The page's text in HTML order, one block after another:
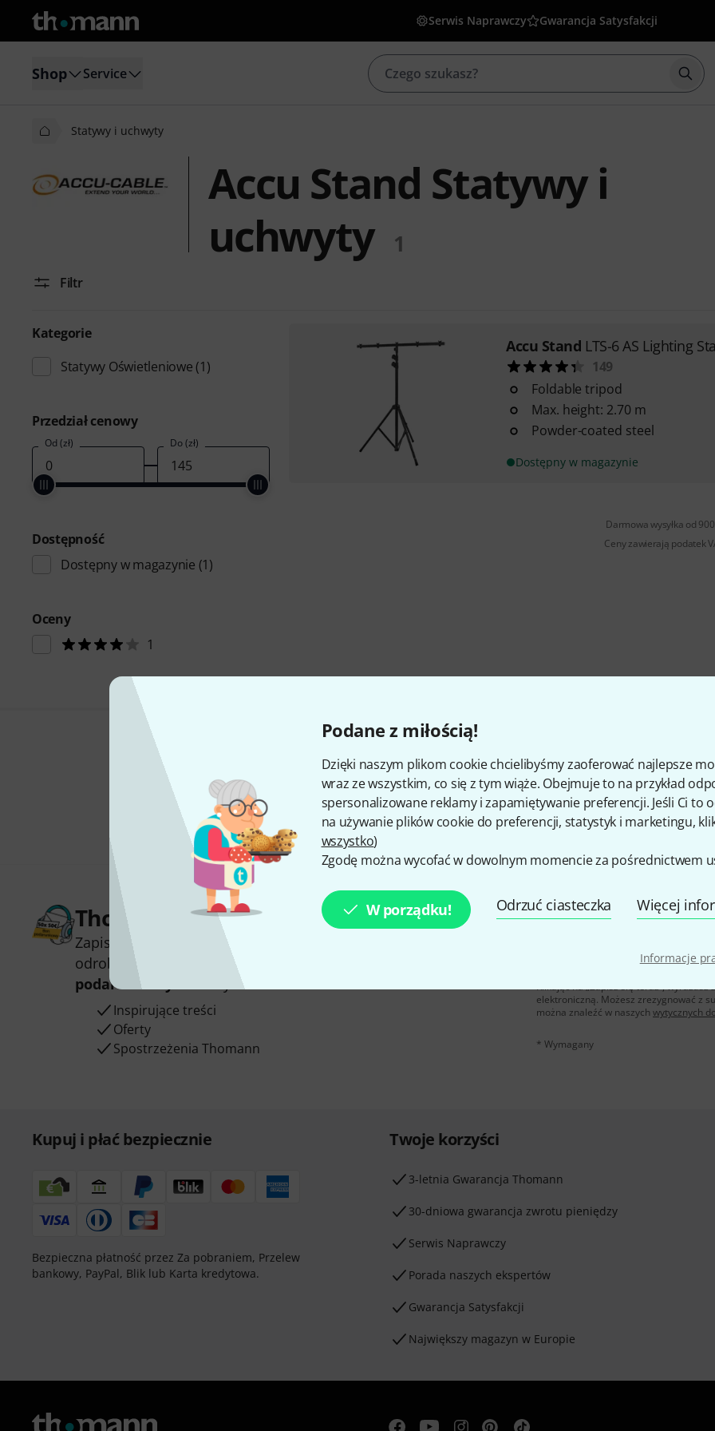
Podane z miłością!
Dzięki naszym plikom cookie chcielibyśmy zaoferować najlepsze
wraz ze wszystkim, co się z tym wiąże. Obejmuje to na przykład
spersonalizowane reklamy i zapamiętywanie preferencji. Jeśli Ci to
na używanie plików cookie do preferencji, statystyk i marketingu,
wszystko)
Zgodę można wycofać w dowolnym momencie za pośrednictwem
W porządku! Odrzuć ciasteczka Więcej
Informacje
Serwis Naprawczy Gwarancja Satysfakcji
Shop Service
Statywy i uchwyty
Accu Stand Statywy i
uchwyty
1
Filtr
Kategorie
Statywy Oświetleniowe (1)
Przedział cenowy
Od (zł) Do (zł)
Dostępność
Dostępny w magazynie (1)
Oceny
1
Accu Stand LTS-6 AS Lighting
149
Foldable tripod
Max. height: 2.70 m
Powder-coated steel
Dostępny w magazynie
Darmowa wysyłka od 900
Ceny zawierają podatek
Czy podoba Ci się to co widzisz?
Udostępnij Pomoc i opinie
Thomann Newsletter
Zapisz się do Thomann Newsletter w języku polskim, a przy
odrobinie szczęścia możesz wygrać jeden z
podarunkowych
50 €
Inspirujące treści
Oferty
Spostrzeżenia Thomann
Klikając na „Zapisz się teraz”,
elektroniczną. Możesz zrezygnować z
można znaleźć w naszych wytycznych
* Wymagany
Kupuj i płać bezpiecznie
Bezpieczna płatność przez Za pobraniem, Przelew
bankowy, PayPal, Blik lub Karta kredytowa.
Twoje korzyści
3-letnia Gwarancja Thomann
30-dniowa gwarancja zwrotu pieniędzy
Serwis Naprawczy
Porada naszych ekspertów
Gwarancja Satysfakcji
Największy magazyn w Europie